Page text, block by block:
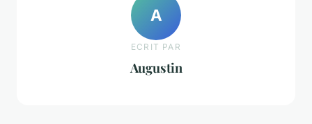
A
ECRIT PAR
Augustin